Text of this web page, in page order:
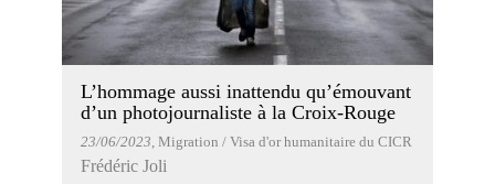
L’hommage aussi inattendu qu’émouvant
d’un photojournaliste à la Croix-Rouge
23/06/2023 , Migration / Visa d'or humanitaire du CICR
Frédéric Joli